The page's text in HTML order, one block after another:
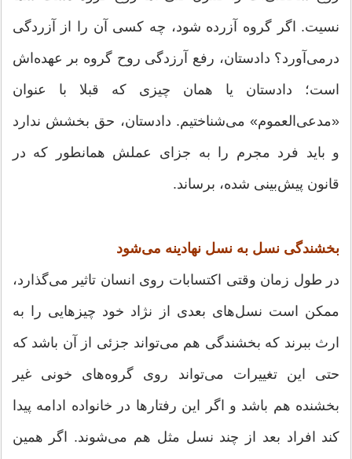
نسیت. اگر گروه آزرده شود، چه کسی آن را از آزردگی
درمی‌آورد؟ دادستان، رفع آرزدگی روح گروه بر عهده‌اش
است؛ دادستان یا همان چیزی که قبلا با عنوان
«مدعی‌العموم» می‌شناختیم. دادستان، حق بخشش ندارد
و باید فرد مجرم را به جزای عملش همانطور که در
قانون پیش‌بینی شده، برساند.
بخشندگی نسل به نسل نهادینه می‌شود
در طول زمان وقتی اکتسابات روی انسان تاثیر می‌گذارد،
ممکن است نسل‌های بعدی از نژاد خود چیزهایی را به
ارث ببرند که بخشندگی هم می‌تواند جزئی از آن باشد که
حتی این تغییرات می‌تواند روی گروه‌های خونی غیر
بخشنده هم باشد و اگر این رفتارها در خانواده ادامه پیدا
کند افراد بعد از چند نسل مثل هم می‌شوند. اگر همین